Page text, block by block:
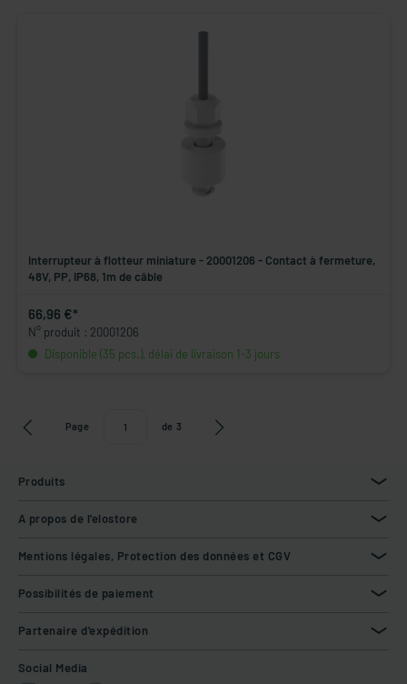
Interrupteur à flotteur miniature - 20001206 - Contact à fermeture,
48V, PP, IP68, 1m de câble
66,96 €*
N° produit : 20001206
Disponible (35 pcs.), délai de livraison 1-3 jours
Page de 3
Produits
A propos de l'elostore
Mentions légales, Protection des données et CGV
Possibilités de paiement
Partenaire d'expédition
Social Media